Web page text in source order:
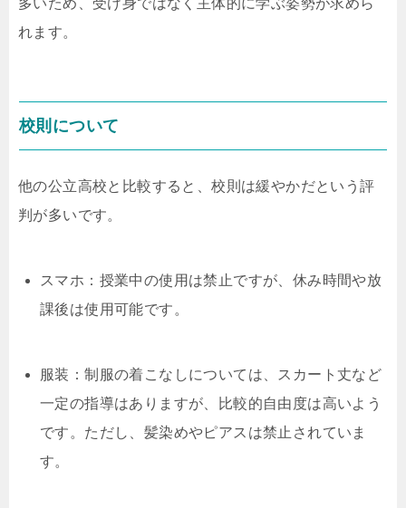
多いため、受け身ではなく主体的に学ぶ姿勢が求めら
れます。
校則について
他の公立高校と比較すると、校則は緩やかだという評
判が多いです。
スマホ：授業中の使用は禁止ですが、休み時間や放
課後は使用可能です。
服装：制服の着こなしについては、スカート丈など
一定の指導はありますが、比較的自由度は高いよう
です。ただし、髪染めやピアスは禁止されていま
す。